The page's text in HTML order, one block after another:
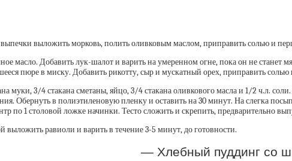
выложить морковь, полить оливковым маслом, приправить солью и
масло. Добавить лук-шалот и варить на умеренном огне, пока он не
пюре в миску. Добавить рикотту, сыр и мускатный орех, приправить
муки, 3/4 стакана сметаны, яйцо, 3/4 стакана оливкового масла и 1/2 ч.л.
Обернуть в полиэтиленовую пленку и оставить на 30 минут. На слегка
по 1 столовой ложке начинки. Тесто сложить и скрепить, предварительно
равиоли и варить в течение 3-5 минут, до готовности.
— Хлебный пуддинг со